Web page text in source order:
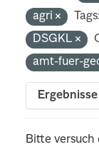
agri
Tags:
DSGKL
amt-fuer-
Bitte versuch